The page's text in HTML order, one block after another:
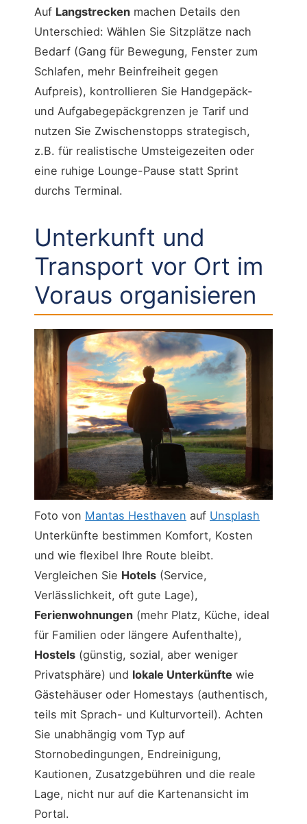
Auf Langstrecken machen Details den
Unterschied: Wählen Sie Sitzplätze nach
Bedarf (Gang für Bewegung, Fenster zum
Schlafen, mehr Beinfreiheit gegen
Aufpreis), kontrollieren Sie Handgepäck-
und Aufgabegepäckgrenzen je Tarif und
nutzen Sie Zwischenstopps strategisch,
z.B. für realistische Umsteigezeiten oder
eine ruhige Lounge-Pause statt Sprint
durchs Terminal.
Unterkunft und
Transport vor Ort im
Voraus organisieren
Foto von Mantas Hesthaven auf Unsplash
Unterkünfte bestimmen Komfort, Kosten
und wie flexibel Ihre Route bleibt.
Vergleichen Sie Hotels (Service,
Verlässlichkeit, oft gute Lage),
Ferienwohnungen (mehr Platz, Küche, ideal
für Familien oder längere Aufenthalte),
Hostels (günstig, sozial, aber weniger
Privatsphäre) und lokale Unterkünfte wie
Gästehäuser oder Homestays (authentisch,
teils mit Sprach- und Kulturvorteil). Achten
Sie unabhängig vom Typ auf
Stornobedingungen, Endreinigung,
Kautionen, Zusatzgebühren und die reale
Lage, nicht nur auf die Kartenansicht im
Portal.